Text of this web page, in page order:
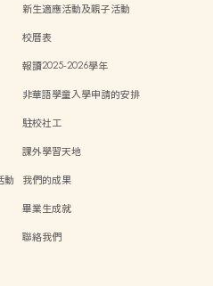
新生適應活動及親子活動
校曆表
報讀2025-2026學年
非華語學童入學申請的安排
駐校社工
課外學習天地
動
我們的成果
畢業生成就
聯絡我們